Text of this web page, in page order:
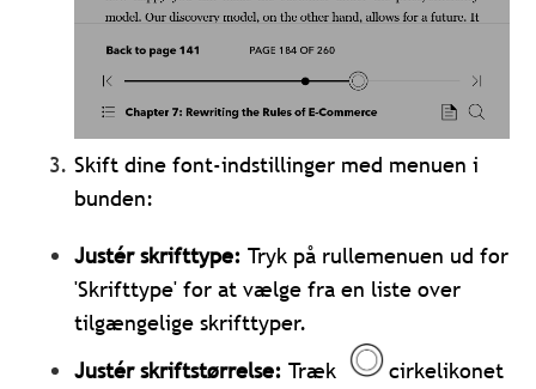
Skift dine font-indstillinger med menuen i
bunden:
Justér skrifttype:Tryk på rullemenuen ud for
'Skrifttype' for at vælge fra en liste over
tilgængelige skrifttyper.
Justér skriftstørrelse: Træk
cirkelikonet